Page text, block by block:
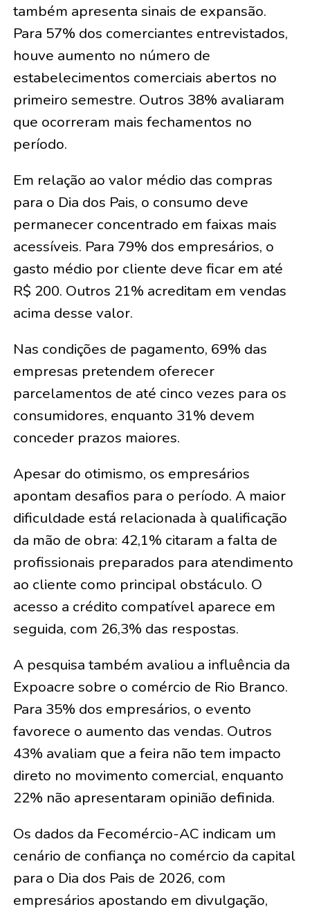
também apresenta sinais de expansão.
Para 57% dos comerciantes entrevistados,
houve aumento no número de
estabelecimentos comerciais abertos no
primeiro semestre. Outros 38% avaliaram
que ocorreram mais fechamentos no
período.
Em relação ao valor médio das compras
para o Dia dos Pais, o consumo deve
permanecer concentrado em faixas mais
acessíveis. Para 79% dos empresários, o
gasto médio por cliente deve ficar em até
R$ 200. Outros 21% acreditam em vendas
acima desse valor.
Nas condições de pagamento, 69% das
empresas pretendem oferecer
parcelamentos de até cinco vezes para os
consumidores, enquanto 31% devem
conceder prazos maiores.
Apesar do otimismo, os empresários
apontam desafios para o período. A maior
dificuldade está relacionada à qualificação
da mão de obra: 42,1% citaram a falta de
profissionais preparados para atendimento
ao cliente como principal obstáculo. O
acesso a crédito compatível aparece em
seguida, com 26,3% das respostas.
A pesquisa também avaliou a influência da
Expoacre sobre o comércio de Rio Branco.
Para 35% dos empresários, o evento
favorece o aumento das vendas. Outros
43% avaliam que a feira não tem impacto
direto no movimento comercial, enquanto
22% não apresentaram opinião definida.
Os dados da Fecomércio-AC indicam um
cenário de confiança no comércio da capital
para o Dia dos Pais de 2026, com
empresários apostando em divulgação,